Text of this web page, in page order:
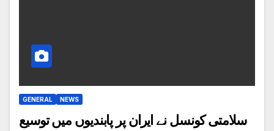
GENERAL NEWS
سلامتی کونسل نے ایران پر پابندیوں میں توسیع